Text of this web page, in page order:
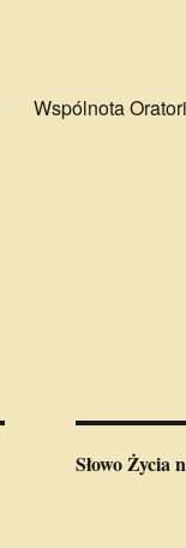
Wspólnota
Słowo Życia